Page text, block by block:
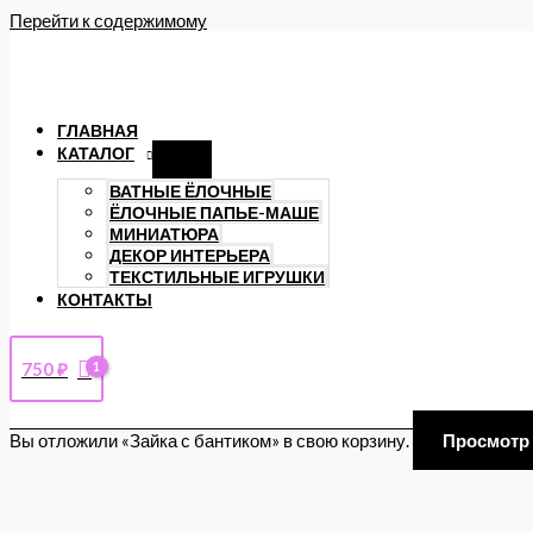
Перейти к содержимому
ГЛАВНАЯ
КАТАЛОГ
ВАТНЫЕ ЁЛОЧНЫЕ
ЁЛОЧНЫЕ ПАПЬЕ-МАШЕ
МИНИАТЮРА
ДЕКОР ИНТЕРЬЕРА
ТЕКСТИЛЬНЫЕ ИГРУШКИ
КОНТАКТЫ
750₽
Вы отложили «Зайка с бантиком» в свою корзину.